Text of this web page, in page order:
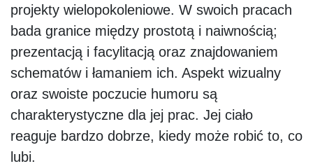
projekty wielopokoleniowe. W swoich pracach
bada granice między prostotą i naiwnością;
prezentacją i facylitacją oraz znajdowaniem
schematów i łamaniem ich. Aspekt wizualny
oraz swoiste poczucie humoru są
charakterystyczne dla jej prac. Jej ciało
reaguje bardzo dobrze, kiedy może robić to, co
lubi.